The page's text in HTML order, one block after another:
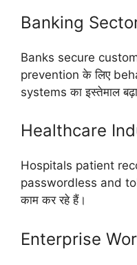
Banking
Banks secure
prevention के लिए
systems का इस्तेमाल
Healthcare
Hospitals patient
passwordless and
काम कर रहे हैं।
Enterprise